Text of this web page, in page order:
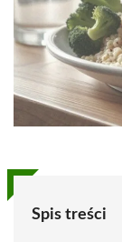
Spis treści